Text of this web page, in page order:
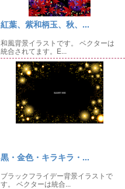
紅葉、紫和柄玉、秋、...
和風背景イラストです。 ベクターは
統合されてます。E...
黒・金色・キラキラ・...
ブラックフライデー背景イラストで
す。 ベクターは統合...